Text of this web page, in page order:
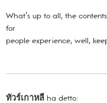
What’s up to all, the
for
people experience, well,
ทัวร์เกาหลี ha detto: